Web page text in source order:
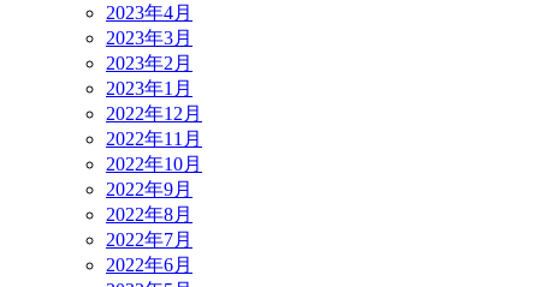
2023年4月
2023年3月
2023年2月
2023年1月
2022年12月
2022年11月
2022年10月
2022年9月
2022年8月
2022年7月
2022年6月